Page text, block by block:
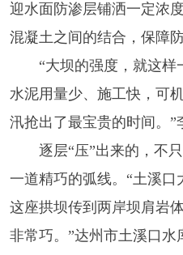
迎水面防渗层铺洒一定浓
混凝土之间的结合，保障防
“大坝的强度，就这
水泥用量少、施工快，可
汛抢出了最宝贵的时间。”
逐层“压”出来的，不
一道精巧的弧线。“土溪
这座拱坝传到两岸坝肩岩
非常巧。”达州市土溪口